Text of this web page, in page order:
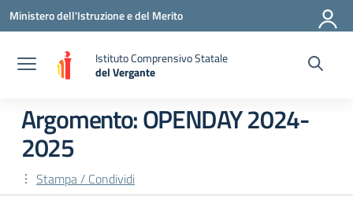
Vai ai contenuti
Vai al menu di navigazione
Vai al footer
Ministero dell'Istruzione e del Merito
Istituto Comprensivo Statale
del Vergante
— Visita la pagina iniziale della scuola
Argomento: OPENDAY 2024-
2025
Stampa / Condividi